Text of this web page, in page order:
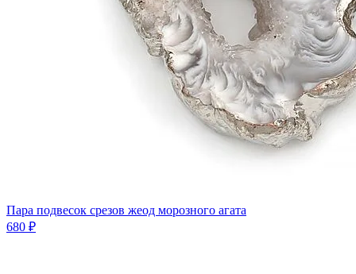
Пара подвесок срезов жеод морозного агата
680 ₽